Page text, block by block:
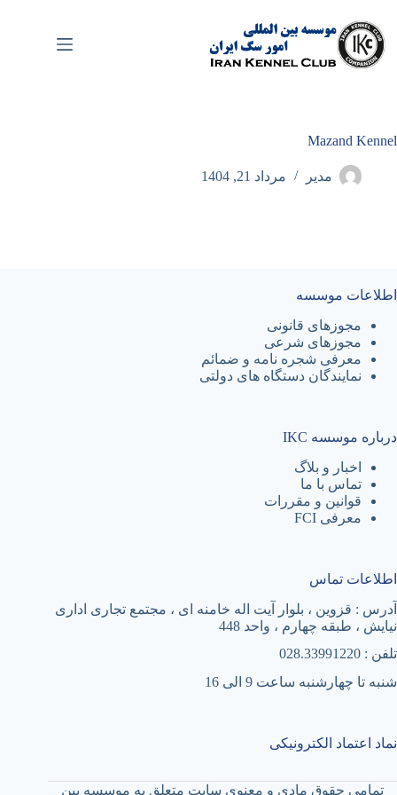
محتوا
Mazand Kennel
مدیر مرداد 21, 1404
اطلاعات موسسه
مجوزهای قانونی
مجوزهای شرعی
معرفی شجره نامه و ضمائم
نمایندگان دستگاه های دولتی
درباره موسسه IKC
اخبار و بلاگ
تماس با ما
قوانین و مقررات
معرفی FCI
اطلاعات تماس
آدرس : قزوین ، بلوار آیت اله خامنه ای ، مجتمع تجاری اداری
نیایش ، طبقه چهارم ، واحد 448
تلفن : 028.33991220
شنبه تا چهارشنبه ساعت 9 الی 16
نماد اعتماد الکترونیکی
تمامی حقوق مادی و معنوی سایت متعلق به موسسه بین